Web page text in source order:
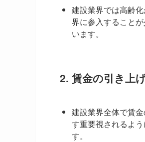
建設業界では高齢
界に参入すること
います。
2. 賃金の引き上
建設業界全体で賃
す重要視されるよ
す。